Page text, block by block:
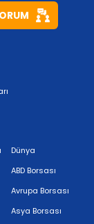
Dünya
ABD Borsası
Avrupa Borsası
Asya Borsası